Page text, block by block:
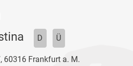
D Ü
60316 Frankfurt a. M.